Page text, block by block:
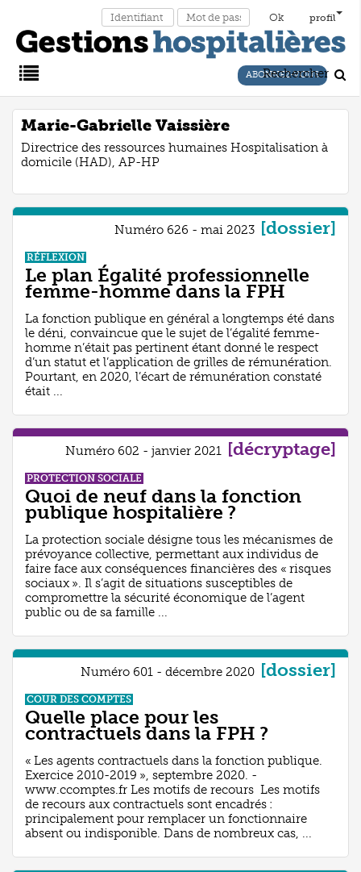
profil
Main
Menu
ABONNEZ-VOUS
Rechercher
Marie-Gabrielle Vaissière
Directrice des ressources humaines Hospitalisation à
domicile (HAD), AP-HP
Numéro 626 - mai 2023 [dossier]
RÉFLEXION
Le plan Égalité professionnelle
femme-homme dans la FPH
La fonction publique en général a longtemps été dans
le déni, convaincue que le sujet de l’égalité femme-
homme n’était pas pertinent étant donné le respect
d’un statut et l’application de grilles de rémunération.
Pourtant, en 2020, l’écart de rémunération constaté
était ...
Numéro 602 - janvier 2021 [décryptage]
PROTECTION SOCIALE
Quoi de neuf dans la fonction
publique hospitalière ?
La protection sociale désigne tous les mécanismes de
prévoyance collective, permettant aux individus de
faire face aux conséquences financières des « risques
sociaux ». Il s’agit de situations susceptibles de
compromettre la sécurité économique de l’agent
public ou de sa famille ...
Numéro 601 - décembre 2020 [dossier]
COUR DES COMPTES
Quelle place pour les
contractuels dans la FPH ?
« Les agents contractuels dans la fonction publique.
Exercice 2010-2019 », septembre 2020. -
www.ccomptes.fr Les motifs de recours Les motifs
de recours aux contractuels sont encadrés :
principalement pour remplacer un fonctionnaire
absent ou indisponible. Dans de nombreux cas, ...